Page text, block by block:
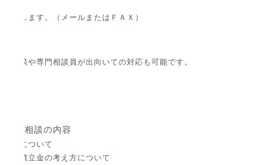
たします。（メールまたはＦＡＸ）
面談や専門相談員が出向いての対応も可能です。
相談の内容
約等について
繕積立金の考え方について